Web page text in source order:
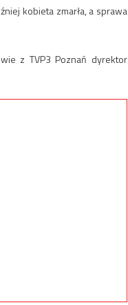
kobieta zmarła, a sprawa
z TVP3 Poznań dyrektor